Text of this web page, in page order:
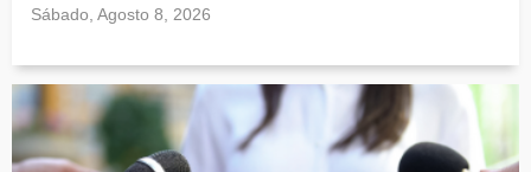
Sábado, Agosto 8, 2026